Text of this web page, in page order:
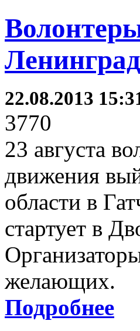
22.08.2013
3770
23 августа
движения
области в
стартует в
желающих.
Подробнее